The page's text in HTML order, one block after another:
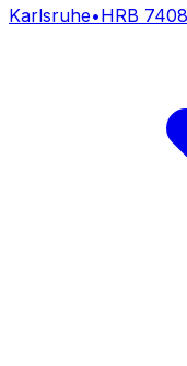
Karlsruhe•HRB